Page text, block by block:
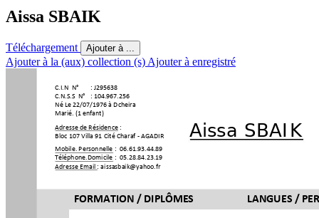
Aissa SBAIK
Téléchargement Ajouter à ...
Ajouter à la (aux) collection (s) Ajouter à enregistré
C.I.N  N°
: J295638
C.N.S.S  N°
: 104.967.256
Né Le 22/07/1976 à Dcheira
Marié. (1 enfant)
Adresse de Résidence :
Bloc 107 Villa 91 Cité Charaf - AGADIR
Mobile. Personnelle :
06.61.93.44.89
Téléphone.Domicile :
05.28.84.23.19
Adresse Email : aissasbaik@ya hoo.fr
Aissa SBAIK
FORMATION / DIPLÔMES LANGUES /